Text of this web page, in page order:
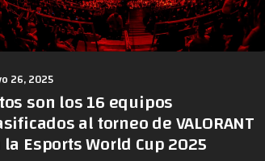
26, 2025
son los 16 equipos
al torneo de VALORANT
Esports World Cup 2025